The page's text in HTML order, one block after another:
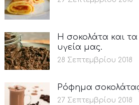
Η σοκολάτα και
υγεία μας.
28 Σεπτεμβρίου 2018
Ρόφημα
27 Σεπτεμβρίου 2018